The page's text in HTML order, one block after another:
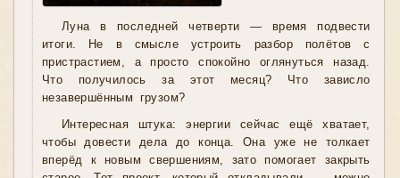
Луна в последней четверти — время подвести
итоги. Не в смысле устроить разбор полётов с
пристрастием, а просто спокойно оглянуться назад.
Что получилось за этот месяц? Что зависло
незавершённым грузом?
Интересная штука: энергии сейчас ещё хватает,
чтобы довести дела до конца. Она уже не толкает
вперёд к новым свершениям, зато помогает закрыть